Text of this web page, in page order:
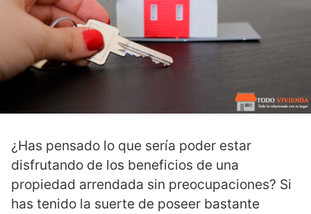
¿Has pensado lo que sería poder estar
disfrutando de los beneficios de una
propiedad arrendada sin preocupaciones? Si
has tenido la suerte de poseer bastante